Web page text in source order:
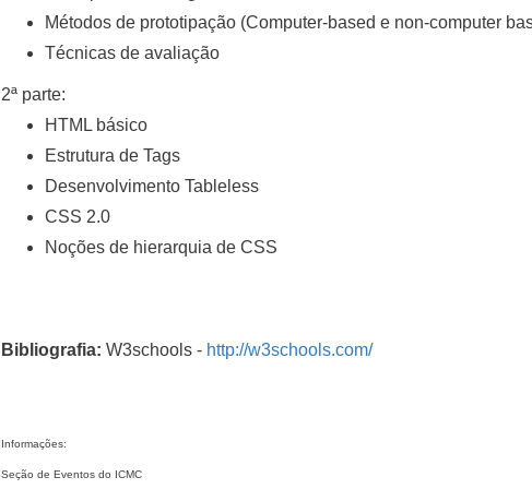
Métodos de prototipação (Computer-based e non-computer
Técnicas de avaliação
2ª parte:
HTML básico
Estrutura de Tags
Desenvolvimento Tableless
CSS 2.0
Noções de hierarquia de CSS
Bibliografia: W3schools - http://w3schools.com/
Informações:
Seção de Eventos do ICMC